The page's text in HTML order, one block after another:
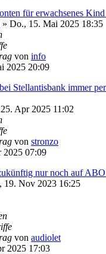
für erwachsenes
» Do., 15. Mai 2025 18:35
von info
2025 20:09
Stellantisbank immer
Apr 2025 11:02
von stronzo
07:09
nur noch auf
19. Nov 2023 16:25
von audiolet
2025 17:03